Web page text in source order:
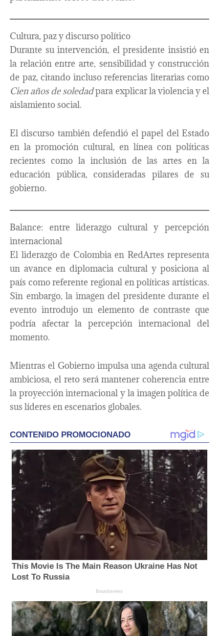
Cultura, paz y discurso político
Durante su intervención, el presidente insistió en
la relación entre arte, sensibilidad y construcción
de paz, citando incluso referencias literarias como
Cien años de soledadpara explicar la violencia y el
aislamiento social.
El discurso también defendió el papel del Estado
en la promoción cultural, en línea con políticas
recientes como la inclusión de las artes en la
educación pública, consideradas pilares de su
gobierno.
Balance: entre liderazgo cultural y percepción
internacional
El liderazgo de Colombia en RedArtes representa
un avance en diplomacia cultural y posiciona al
país como referente regional en políticas artísticas.
Sin embargo, la imagen del presidente durante el
evento introdujo un elemento de contraste que
podría afectar la percepción internacional del
momento.
Mientras el Gobierno impulsa una agenda cultural
ambiciosa, el reto será mantener coherencia entre
la proyección internacional y la imagen política de
sus líderes en escenarios globales.